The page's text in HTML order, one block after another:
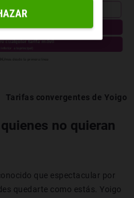
Tarifas convergentes de Yoigo
no quieran
que espectacular por
quedarte como estás. Yoigo